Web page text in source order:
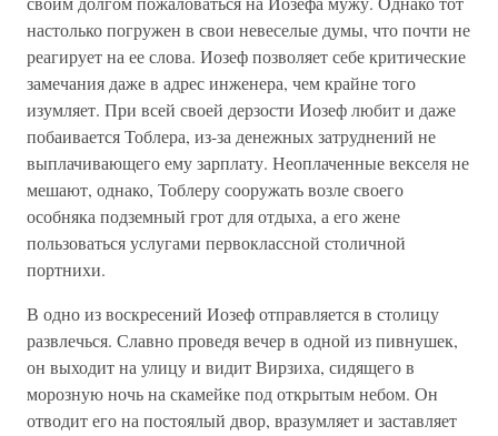
настолько погружен в свои невеселые думы, что почти не
реагирует на ее слова. Иозеф позволяет себе критические
замечания даже в адрес инженера, чем крайне того
изумляет. При всей своей дерзости Иозеф любит и даже
побаивается Тоблера, из-за денежных затруднений не
выплачивающего ему зарплату. Неоплаченные векселя не
мешают, однако, Тоблеру сооружать возле своего
особняка подземный грот для отдыха, а его жене
пользоваться услугами первоклассной столичной
портнихи.
В одно из воскресений Иозеф отправляется в столицу
развлечься. Славно проведя вечер в одной из пивнушек,
он выходит на улицу и видит Вирзиха, сидящего в
морозную ночь на скамейке под открытым небом. Он
отводит его на постоялый двор, вразумляет и заставляет